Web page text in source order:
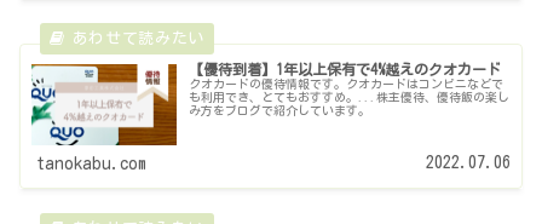
【優待到着】1年以上保有で4%越えのクオカード
クオカードの優待情報です。クオカードはコンビニなどで
も利用でき、とてもおすすめ。...株主優待、優待飯の楽し
み方をブログで紹介しています。
tanokabu.com 2022.07.06